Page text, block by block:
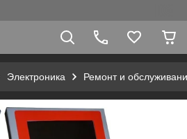
Электроника Ремонт и